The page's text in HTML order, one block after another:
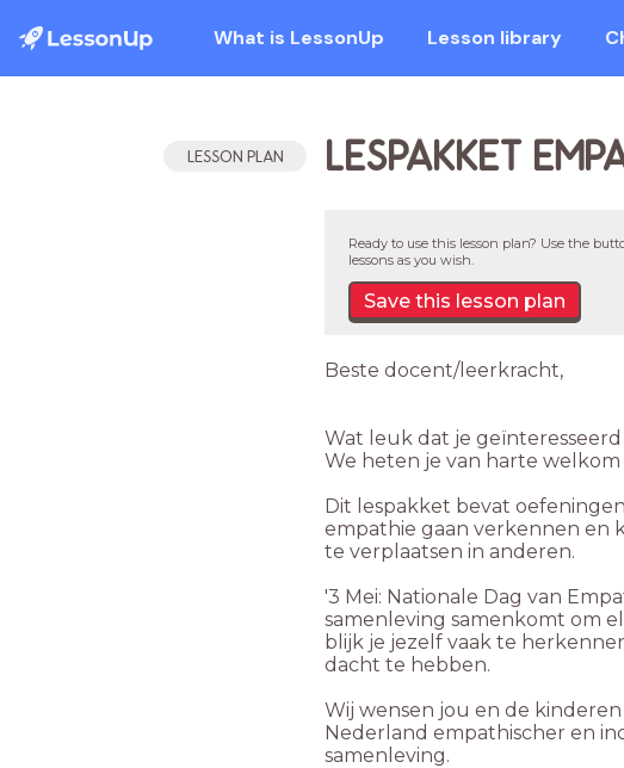
What is LessonUp Lesson library
LESSON PLAN LESPAKKET
Ready to use this lesson plan? Use the
lessons as you wish.
Save this lesson plan
Beste docent/leerkracht,
Wat leuk dat je
We heten je van harte
Dit lespakket bevat
empathie gaan verkennen en
te verplaatsen in anderen.
'3 Mei: Nationale Dag van
samenleving samenkomt om
blijk je jezelf vaak te
dacht te hebben.
Wij wensen jou en de
Nederland empathischer en
samenleving.